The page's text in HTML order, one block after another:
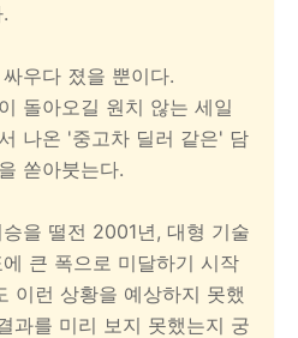
우다 졌을 뿐이다.
돌아오길 원치 않는 세일
나온 '중고차 딜러 같은' 담
쏟아붓는다.
을 떨전 2001년, 대형 기술
큰 폭으로 미달하기 시작
이런 상황을 예상하지 못했
과를 미리 보지 못했는지 궁